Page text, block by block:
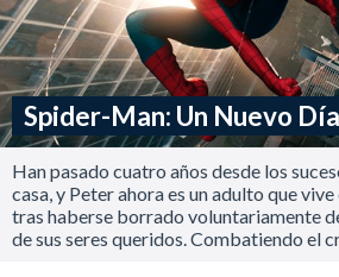
Spider-Man: Un Nuevo Día
Han pasado cuatro años desde los
casa, y Peter ahora es un adulto que
tras haberse borrado voluntariamente
de sus seres queridos. Combatiendo el